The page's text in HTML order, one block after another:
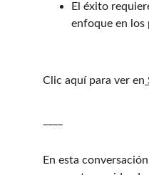
El éxito
enfoque en los
Clic aquí para ver en
En esta